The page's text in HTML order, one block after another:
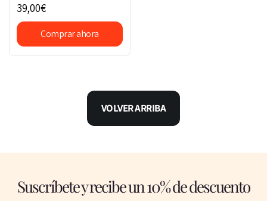
39,00€
Comprar ahora
VOLVER ARRIBA
Suscríbete y recibe un 10% de descuento